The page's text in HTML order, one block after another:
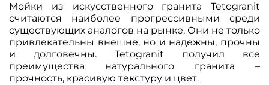
Мойки из искусственного гранита Tetogranit
считаются наиболее прогрессивными среди
существующих аналогов на рынке. Они не только
привлекательны внешне, но и надежны, прочны
и долговечны. Tetogranit получил все
преимущества натурального гранита –
прочность, красивую текстуру и цвет.